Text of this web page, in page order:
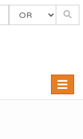
Toggle